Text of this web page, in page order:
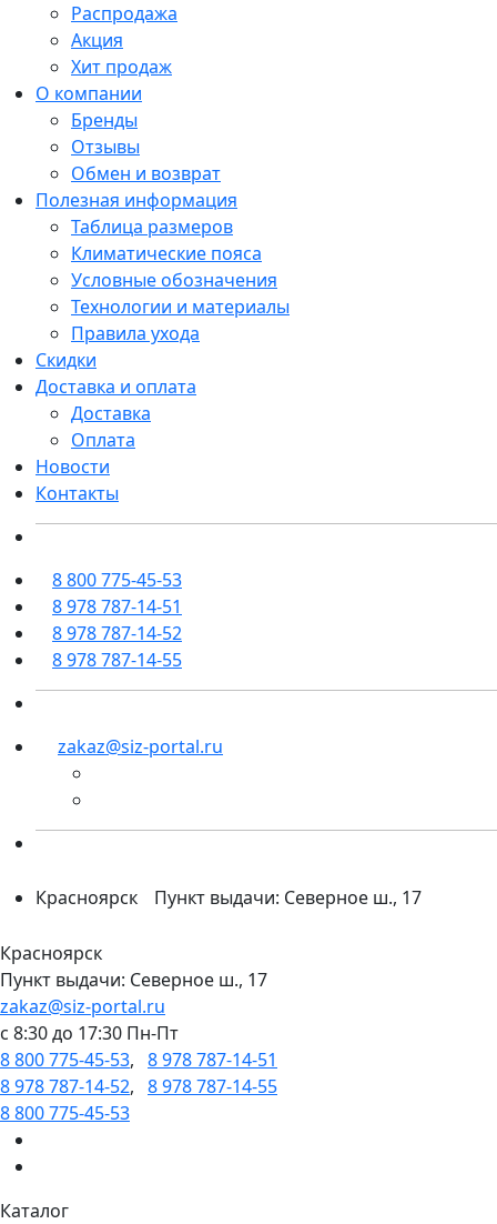
Распродажа
Акция
Хит продаж
О компании
Бренды
Отзывы
Обмен и возврат
Полезная информация
Таблица размеров
Климатические пояса
Условные обозначения
Технологии и материалы
Правила ухода
Скидки
Доставка и оплата
Доставка
Оплата
Новости
Контакты
8 800 775-45-53
8 978 787-14-51
8 978 787-14-52
8 978 787-14-55
zakaz@siz-portal.ru
Красноярск Пункт выдачи: Северное ш., 17
Красноярск
Пункт выдачи: Северное ш., 17
zakaz@siz-portal.ru
c 8:30 до 17:30 Пн-Пт
8 800 775-45-53, 8 978 787-14-51
8 978 787-14-52, 8 978 787-14-55
8 800 775-45-53
Каталог